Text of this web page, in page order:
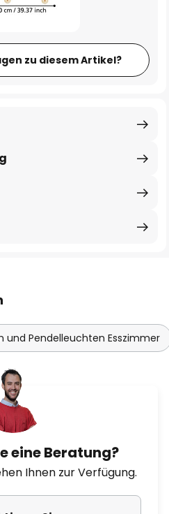
zu diesem Artikel?
und Pendelleuchten Esszimmer
eine Beratung?
Ihnen zur Verfügung.